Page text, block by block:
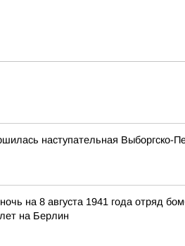
наступательная Выборгско-
на 8 августа 1941 года отряд
на Берлин